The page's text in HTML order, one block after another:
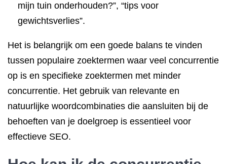
mijn tuin onderhouden?”, “tips voor
gewichtsverlies”.
Het is belangrijk om een goede balans te vinden
tussen populaire zoektermen waar veel concurrentie
op is en specifieke zoektermen met minder
concurrentie. Het gebruik van relevante en
natuurlijke woordcombinaties die aansluiten bij de
behoeften van je doelgroep is essentieel voor
effectieve SEO.